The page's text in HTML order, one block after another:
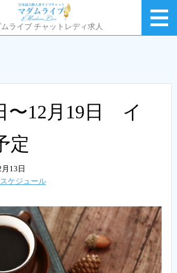
ムライブ チャットレディ求人
〜12月19日 イ
定
13日
ケジュール